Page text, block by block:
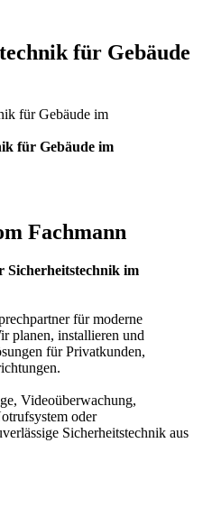
für Gebäude
für Gebäude im
Fachmann
im
für moderne
planen, installieren und
für Privatkunden,
Videoüberwachung,
oder
Sicherheitstechnik aus